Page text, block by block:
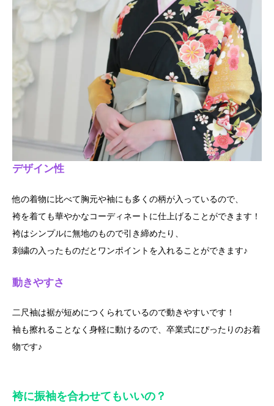
デザイン性
他の着物に比べて胸元や袖にも多くの柄が入っているので、
袴を着ても華やかなコーディネートに仕上げることができます！
袴はシンプルに無地のもので引き締めたり、
刺繍の入ったものだとワンポイントを入れることができます♪
動きやすさ
二尺袖は裾が短めにつくられているので動きやすいです！
袖も擦れることなく身軽に動けるので、卒業式にぴったりのお着
物です♪
袴に振袖を合わせてもいいの？